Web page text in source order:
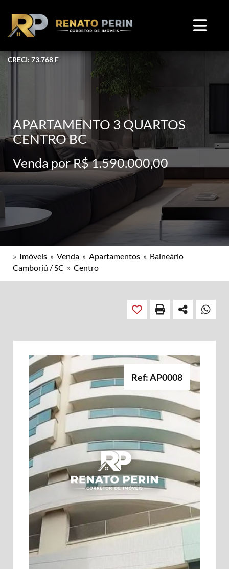
CRECI: 73.768 F
APARTAMENTO 3 QUARTOS
CENTRO BC
Venda por R$ 1.590.000,00
» Imóveis » Venda » Apartamentos » Balneário
Camboriú / SC » Centro
Ref: AP0008